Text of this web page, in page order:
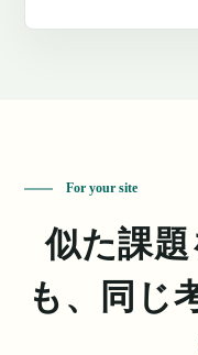
For your site
似た課
も、同じ